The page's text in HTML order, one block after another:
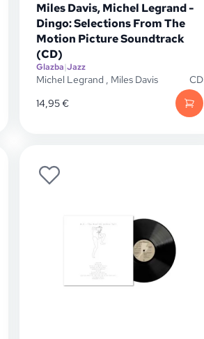
Miles Davis, Michel Legrand -
Dingo: Selections From The
Motion Picture Soundtrack
(CD)
Glazba|Jazz
Michel Legrand , Miles Davis
CD
14,95€